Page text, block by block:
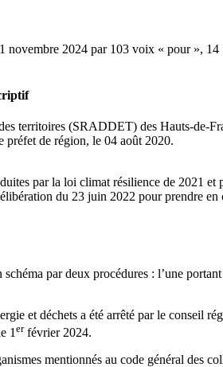
2024 par 103 voix « pour »,
territoires (SRADDET) des Hauts-
préfet de région, le 04 août 2020.
par la loi climat résilience de
du 23 juin 2022 pour prendre
par deux procédures : l’une
et déchets a été arrêté par le conseil
1 erfévrier 2024.
mentionnés au code général des